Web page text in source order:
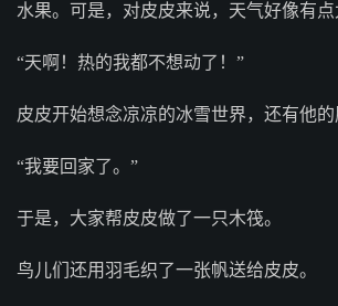
水果。可是，对皮皮来说，天气好像有点
“天啊！热的我都不想动了！”
皮皮开始想念凉凉的冰雪世界，还有他的
“我要回家了。”
于是，大家帮皮皮做了一只木筏。
鸟儿们还用羽毛织了一张帆送给皮皮。